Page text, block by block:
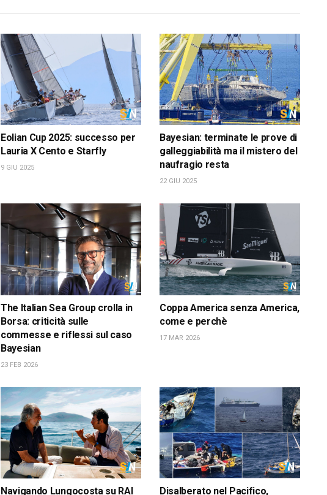
Eolian Cup 2025: successo per
Lauria X Cento e Starfly
9 GIU 2025
Bayesian: terminate le prove di
galleggiabilità ma il mistero del
naufragio resta
22 GIU 2025
The Italian Sea Group crolla in
Borsa: criticità sulle
commesse e riflessi sul caso
Bayesian
23 FEB 2026
Coppa America senza America,
come e perchè
17 MAR 2026
Navigando Lungocosta su RAI Disalberato nel Pacifico,